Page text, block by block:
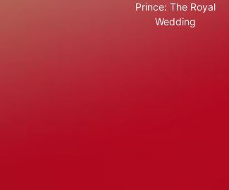
Prince: The Royal
Wedding